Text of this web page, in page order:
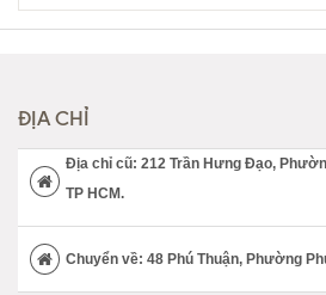
ĐỊA CHỈ
Địa chỉ cũ: 212 Trần Hưng Đạo,
TP HCM.
Chuyển về: 48 Phú Thuận, Phường